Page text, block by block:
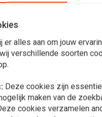
White
er alles aan om jouw
verschillende soorten
Deze cookies zijn
maken van de
cookies verzamelen